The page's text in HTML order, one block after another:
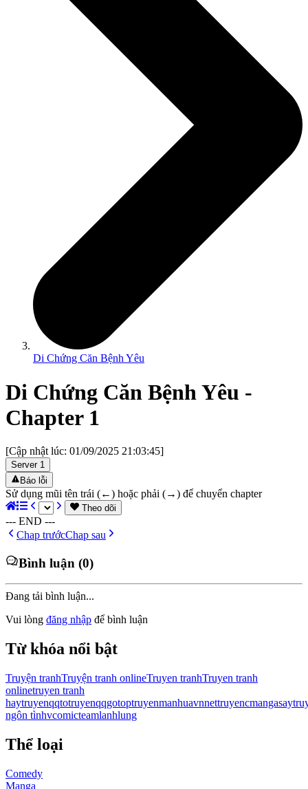
Di Chứng Căn Bệnh Yêu
Di Chứng Căn Bệnh Yêu -
Chapter 1
[Cập nhật lúc: 01/09/2025 21:03:45]
Server 1
Báo lỗi
Sử dụng mũi tên trái (←) hoặc phải (→) để chuyển chapter
Theo dõi
--- END ---
Chap trướcChap sau
Bình luận (0)
Đang tải bình luận...
Vui lòng đăng nhập để bình luận
Từ khóa nổi bật
Truyện tranhTruyện tranh onlineTruyen tranhTruyen tranh
onlinetruyen tranh
haytruyenqqtotruyenqqgotoptruyenmanhuavnnettruyencmanga
ngôn tìnhvcomicteamlanhlung
Thể loại
Comedy
Manga